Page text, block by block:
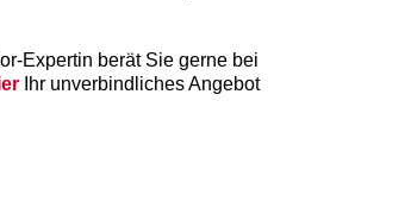
Expertin berät Sie gerne bei
Ihr unverbindliches Angebot